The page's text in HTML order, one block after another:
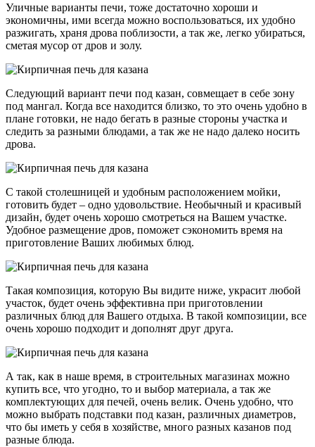
Уличные варианты печи, тоже достаточно хороши и
экономичны, ими всегда можно воспользоваться, их удобно
разжигать, храня дрова поблизости, а так же, легко убираться,
сметая мусор от дров и золу.
Следующий вариант печи под казан, совмещает в себе зону
под мангал. Когда все находится близко, то это очень удобно в
плане готовки, не надо бегать в разные стороны участка и
следить за разными блюдами, а так же не надо далеко носить
дрова.
С такой столешницей и удобным расположением мойки,
готовить будет – одно удовольствие. Необычный и красивый
дизайн, будет очень хорошо смотреться на Вашем участке.
Удобное размещение дров, поможет сэкономить время на
приготовление Ваших любимых блюд.
Такая композиция, которую Вы видите ниже, украсит любой
участок, будет очень эффективна при приготовлении
различных блюд для Вашего отдыха. В такой композиции, все
очень хорошо подходит и дополнят друг друга.
А так, как в наше время, в строительных магазинах можно
купить все, что угодно, то и выбор материала, а так же
комплектующих для печей, очень велик. Очень удобно, что
можно выбрать подставки под казан, различных диаметров,
что бы иметь у себя в хозяйстве, много разных казанов под
разные блюда.